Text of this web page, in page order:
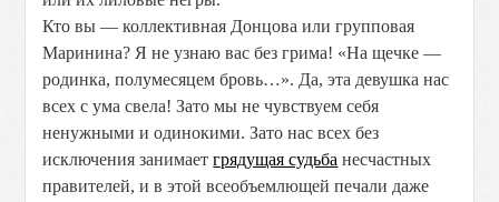
Кто вы — коллективная Донцова или групповая
Маринина? Я не узнаю вас без грима! «На щечке —
родинка, полумесяцем бровь…». Да, эта девушка нас
всех с ума свела! Зато мы не чувствуем себя
ненужными и одинокими. Зато нас всех без
исключения занимаетгрядущая судьба несчастных
правителей, и в этой всеобъемлющей печали даже